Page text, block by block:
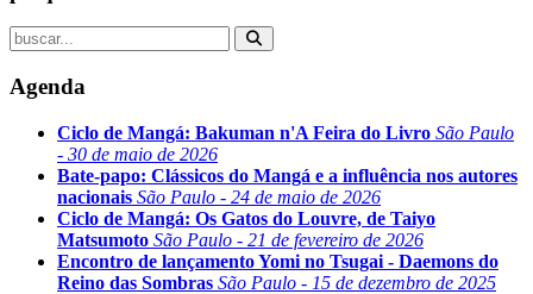
Agenda
Ciclo de Mangá: Bakuman n'A Feira do Livro São Paulo
- 30 de maio de 2026
Bate-papo: Clássicos do Mangá e a influência nos autores
nacionais São Paulo - 24 de maio de 2026
Ciclo de Mangá: Os Gatos do Louvre, de Taiyo
Matsumoto São Paulo - 21 de fevereiro de 2026
Encontro de lançamento Yomi no Tsugai - Daemons do
Reino das Sombras São Paulo - 15 de dezembro de 2025